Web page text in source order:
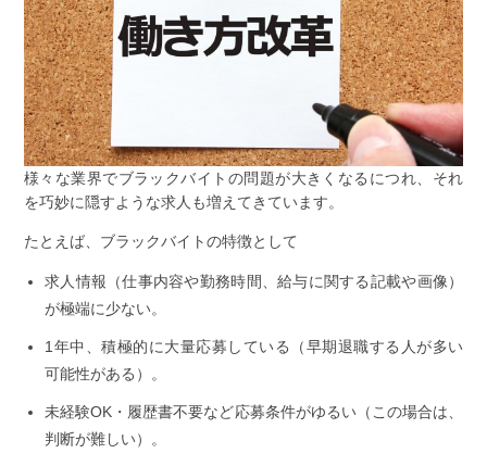
様々な業界でブラックバイトの問題が大きくなるにつれ、それ
を巧妙に隠すような求人も増えてきています。
たとえば、ブラックバイトの特徴として
求人情報（仕事内容や勤務時間、給与に関する記載や画像）
が極端に少ない。
1年中、積極的に大量応募している（早期退職する人が多い
可能性がある）。
未経験OK・履歴書不要など応募条件がゆるい（この場合は、
判断が難しい）。